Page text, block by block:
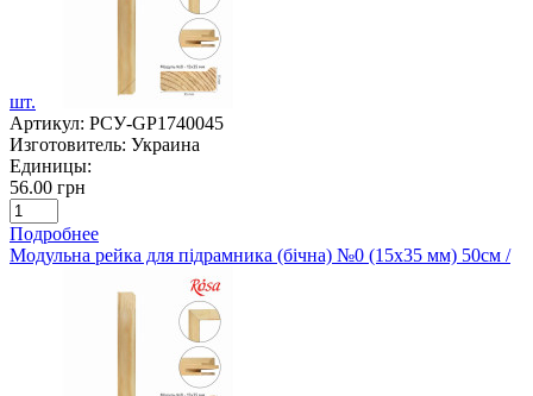
шт.
Артикул: РСУ-GP1740045
Изготовитель: Украина
Единицы:
56.00 грн
Подробнее
Модульна рейка для підрамника (бічна) №0 (15х35 мм) 50см /